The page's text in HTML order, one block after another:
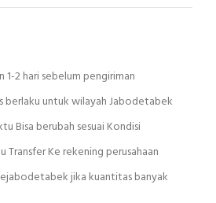
1-2 hari sebelum pengiriman
berlaku untuk wilayah Jabodetabek
Bisa berubah sesuai Kondisi
Transfer Ke rekening perusahaan
jika kuantitas banyak